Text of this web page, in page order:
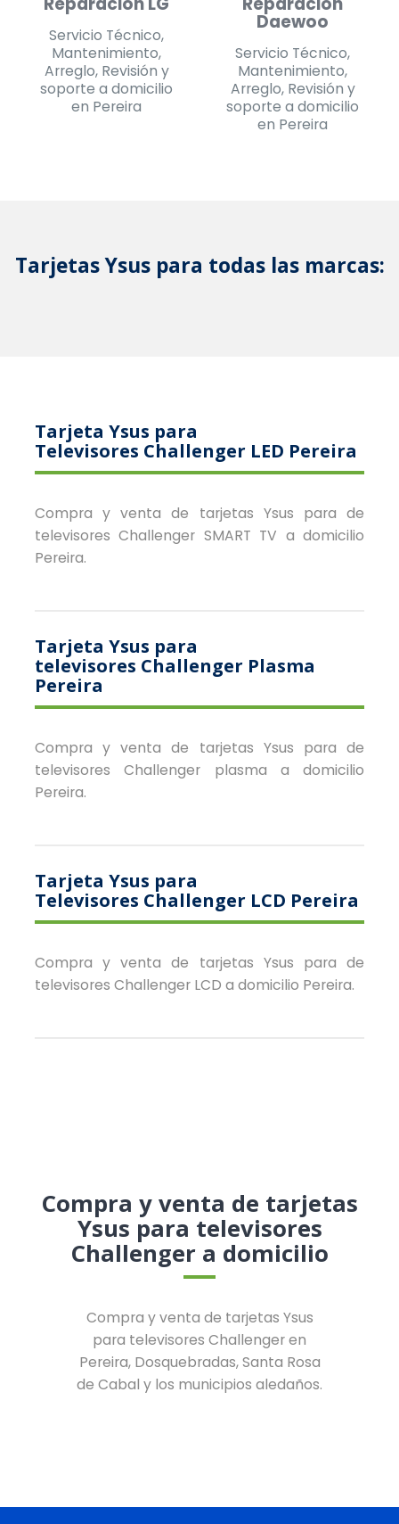
Servicio Técnico,
Mantenimiento,
Arreglo, Revisión y
soporte a domicilio
Challenger
Servicio Técnico,
Mantenimiento,
Arreglo, Revisión y
soporte a domicilio
en Pereira
Tarjetas Ysus para todas las marcas:
Tarjeta Ysus para
Televisores Challenger LED Pereira
Compra y venta de tarjetas Ysus para de
televisores Challenger SMART TV a domicilio
Pereira.
Tarjeta Ysus para
televisores Challenger Plasma
Pereira
Compra y venta de tarjetas Ysus para de
televisores Challenger plasma a domicilio
Pereira.
Tarjeta Ysus para
Televisores Challenger LCD Pereira
Compra y venta de tarjetas Ysus para de
televisores Challenger LCD a domicilio Pereira.
Compra y venta de tarjetas
Ysus para televisores
Challenger a domicilio
Compra y venta de tarjetas Ysus
para televisores Challenger en
Pereira, Dosquebradas, Santa Rosa
de Cabal y los municipios aledaños.